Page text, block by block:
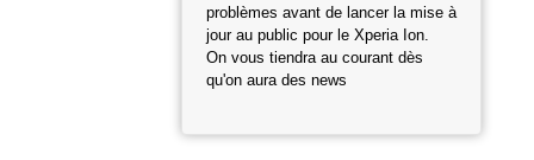
problèmes avant de lancer la mise à
jour au public pour le Xperia Ion.
On vous tiendra au courant dès
qu'on aura des news